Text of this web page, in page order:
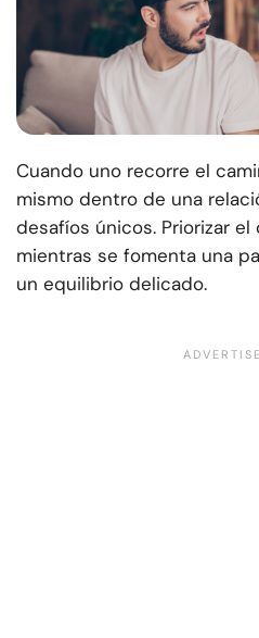
Cuando uno recorre el
mismo dentro de una
desafíos únicos. Priorizar
mientras se fomenta una
un equilibrio delicado.